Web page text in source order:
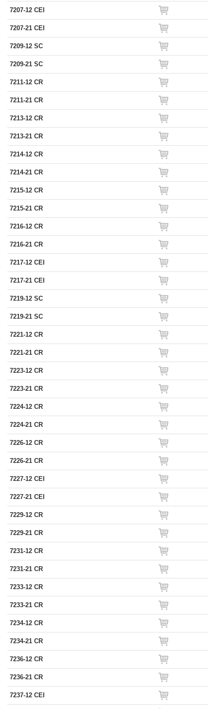
7207-12 CEI
7207-21 CEI
7209-12 SC
7209-21 SC
7211-12 CR
7211-21 CR
7213-12 CR
7213-21 CR
7214-12 CR
7214-21 CR
7215-12 CR
7215-21 CR
7216-12 CR
7216-21 CR
7217-12 CEI
7217-21 CEI
7219-12 SC
7219-21 SC
7221-12 CR
7221-21 CR
7223-12 CR
7223-21 CR
7224-12 CR
7224-21 CR
7226-12 CR
7226-21 CR
7227-12 CEI
7227-21 CEI
7229-12 CR
7229-21 CR
7231-12 CR
7231-21 CR
7233-12 CR
7233-21 CR
7234-12 CR
7234-21 CR
7236-12 CR
7236-21 CR
7237-12 CEI